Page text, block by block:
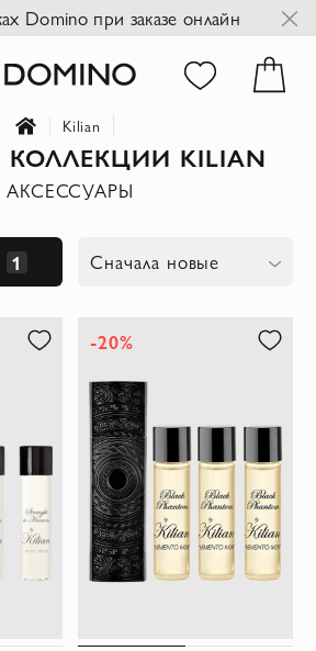
Domino при заказе онлайн
Kilian
KILIAN
АКСЕССУАРЫ
1 Сначала новые
-20%